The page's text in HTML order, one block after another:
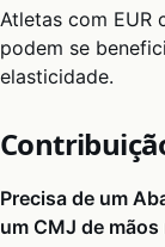
Atletas com EUR
podem se
elasticidade.
Precisa de um
um CMJ de